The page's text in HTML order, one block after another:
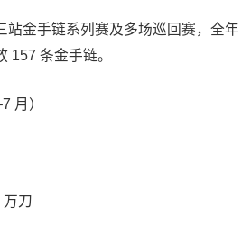
站金手链系列赛及多场巡回赛，全年
157 条金手链。
月）
万刀